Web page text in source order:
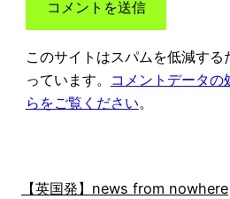
このサイトはスパムを低減す
っています。
コメントデータの
らをご覧ください。
【英国発】news from nowhere